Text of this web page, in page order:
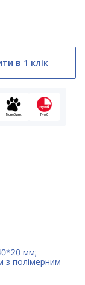
в 1 клік
Монобанк Пумб
мм;
з полімерним